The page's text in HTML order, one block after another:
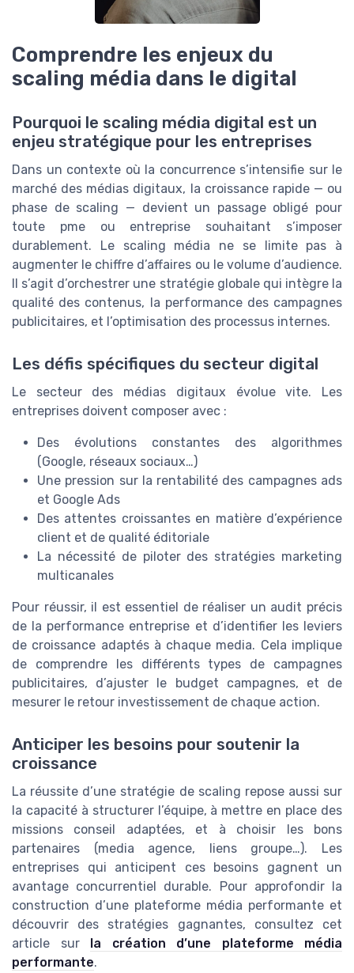
Comprendre les enjeux du
scaling média dans le digital
Pourquoi le scaling média digital est un
enjeu stratégique pour les entreprises
Dans un contexte où la concurrence s’intensifie sur le
marché des médias digitaux, la croissance rapide — ou
phase de scaling — devient un passage obligé pour
toute pme ou entreprise souhaitant s’imposer
durablement. Le scaling média ne se limite pas à
augmenter le chiffre d’affaires ou le volume d’audience.
Il s’agit d’orchestrer une stratégie globale qui intègre la
qualité des contenus, la performance des campagnes
publicitaires, et l’optimisation des processus internes.
Les défis spécifiques du secteur digital
Le secteur des médias digitaux évolue vite. Les
entreprises doivent composer avec :
Des évolutions constantes des algorithmes
(Google, réseaux sociaux…)
Une pression sur la rentabilité des campagnes ads
et Google Ads
Des attentes croissantes en matière d’expérience
client et de qualité éditoriale
La nécessité de piloter des stratégies marketing
multicanales
Pour réussir, il est essentiel de réaliser un audit précis
de la performance entreprise et d’identifier les leviers
de croissance adaptés à chaque media. Cela implique
de comprendre les différents types de campagnes
publicitaires, d’ajuster le budget campagnes, et de
mesurer le retour investissement de chaque action.
Anticiper les besoins pour soutenir la
croissance
La réussite d’une stratégie de scaling repose aussi sur
la capacité à structurer l’équipe, à mettre en place des
missions conseil adaptées, et à choisir les bons
partenaires (media agence, liens groupe…). Les
entreprises qui anticipent ces besoins gagnent un
avantage concurrentiel durable. Pour approfondir la
construction d’une plateforme média performante et
découvrir des stratégies gagnantes, consultez cet
article sur
la création d’une plateforme média
performante.